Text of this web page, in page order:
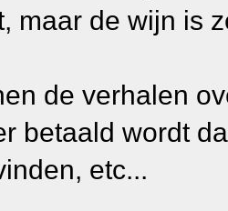
maar de wijn is
de verhalen
betaald wordt
etc...